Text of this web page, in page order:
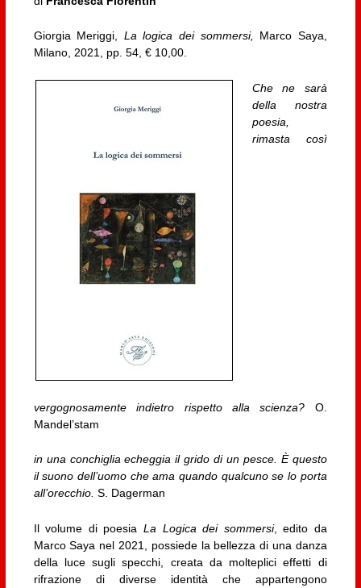
Giorgia Meriggi, La logica dei sommersi, Marco Saya,
Milano, 2021, pp. 54, € 10,00.
Che ne sarà
della nostra
poesia,
rimasta così
vergognosamente indietro rispetto alla scienza? O.
Mandel’stam
in una conchiglia echeggia il grido di un pesce. È questo
il suono dell’uomo che ama quando qualcuno se lo porta
all’orecchio. S. Dagerman
Il volume di poesia La Logica dei sommersi, edito da
Marco Saya nel 2021, possiede la bellezza di una danza
della luce sugli specchi, creata da molteplici effetti di
rifrazione di diverse identità che appartengono